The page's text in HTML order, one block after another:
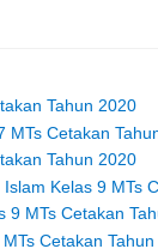
Tahun 2020
MTs Cetakan
Tahun 2020
Kelas 9 MTs
9 MTs Cetakan
Cetakan